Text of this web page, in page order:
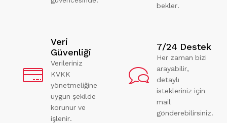
bekler.
Veri
Güvenliği
Verileriniz
KVKK
yönetmeliğine
uygun şekilde
korunur ve
işlenir.
7/24 Destek
Her zaman bizi
arayabilir,
detaylı
istekleriniz için
mail
gönderebilirsiniz.